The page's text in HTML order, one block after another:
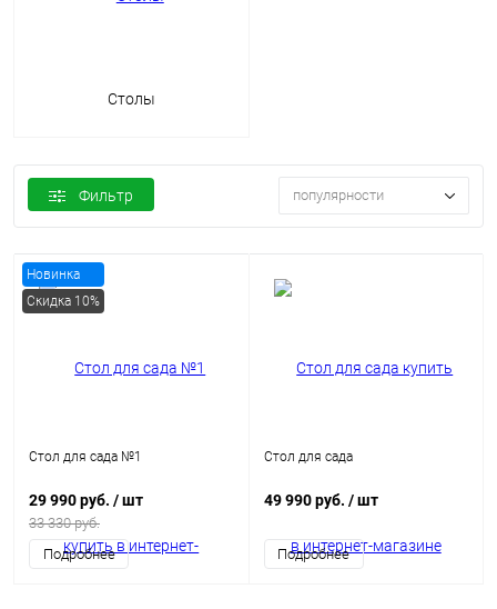
Столы
Фильтр популярности
Новинка
Скидка 10%
Стол для сада №1
29 990 руб. / шт
33 330 руб.
Подробнее
Стол для сада
49 990 руб. / шт
Подробнее